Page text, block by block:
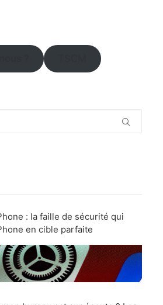
: la faille de sécurité qui
en cible parfaite